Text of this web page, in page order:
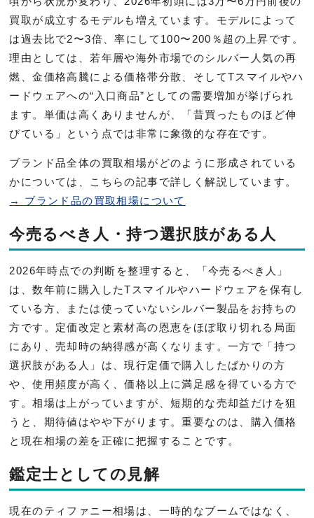
買取が成立するモデルも増えています。モデルによって
は過去比で2〜3倍、率にして100〜200％超の上昇です。
理由としては、若年層や海外市場でのシルバー人気の再
燃、金価格高騰による価格帯分散、そしてTスマイルやハ
ードウェアへの“入口商品”としての需要増加が挙げられ
ます。単価は高くありませんが、「昔買ったものほど伸
びている」という点では非常に象徴的な存在です。
ブランド品全体の買取相場がどのように形成されている
かについては、こちらの記事で詳しく解説しています。
→ ブランド品の買取相場について
今売るべき人・持つ選択肢がある人
2026年時点での判断を整理すると、「今売るべき人」
は、数年前に購入したTスマイルやハードウェアを保有し
ている方、または使っていないシルバー製品をお持ちの
方です。定価改定と素材高の恩恵をほぼ取り切れる局面
にあり、売却時の納得感が高くなります。一方で「持つ
選択肢がある人」は、現行定価で購入したばかりの方
や、使用頻度が高く、価格以上に満足感を得ている方で
す。相場は上がっていますが、短期的な売却益だけを狙
うと、期待値はやや下がります。重要なのは、購入価格
と現在相場の差を正確に把握することです。
鑑定士としての見解
現在のティファニー相場は、一時的なブームではなく、